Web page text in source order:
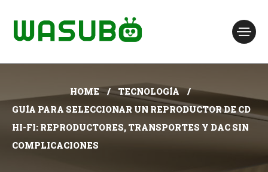
HOME
TECNOLOGÍA
GUÍA PARA SELECCIONAR UN REPRODUCTOR DE CD
HI-FI: REPRODUCTORES, TRANSPORTES Y DAC SIN
COMPLICACIONES